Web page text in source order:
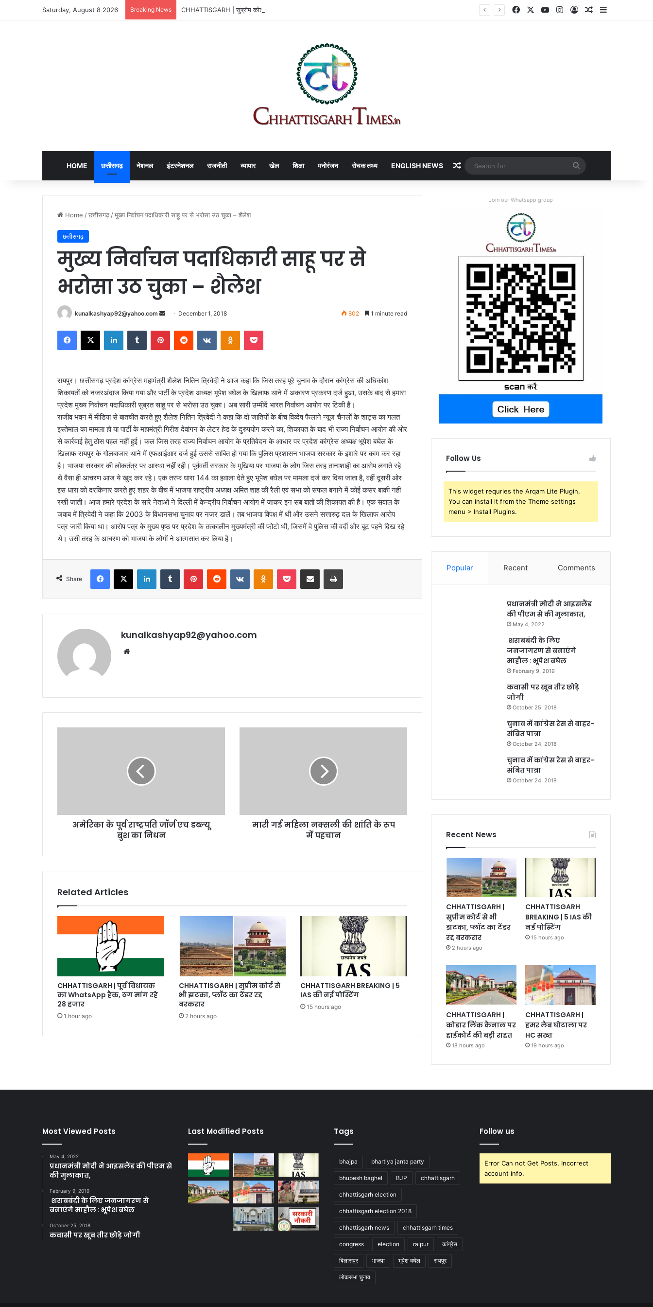
Saturday, August 8 2026 Breaking News CHHATTISGARH | सुप्रीम कोर्ट से भी झटका, प्लॉट का टेंडर रद्द बरकरार FacebookYouTubeInstagram
Log InRandom Article
Sidebar
HOME छत्तीसगढ़ नेशनल इंटरनेशनल राजनीती व्यापार खेल शिक्षा मनोरंजन रोचक तथ्य ENGLISH NEWS Random Article
for
Home /छत्तीसगढ़ /मुख्य निर्वाचन पदाधिकारी साहू पर से भरोसा उठ चुका – शैलेश
छत्तीसगढ़
मुख्य निर्वाचन पदाधिकारी साहू पर से
भरोसा उठ चुका – शैलेश
kunalkashyap92@yahoo.com
Send December 1, 2018 802 1 minute read
Facebook
X LinkedInTumblr PinterestReddit VKontakteOdnoklassniki
Pocket
रायपुर। छत्तीसगढ़ प्रदेश कांग्रेस महामंत्री शैलेश नितिन त्रिवेदी ने आज कहा कि जिस तरह पूरे चुनाव के दौरान कांग्रेस की अधिकांश
शिकायतों को नजरअंदाज किया गया और पार्टी के प्रदेश अध्यक्ष भूपेश बघेल के खिलाफ थाने में अकारण प्रकरण दर्ज हुआ, उसके बाद से हमारा
प्रदेश मुख्य निर्वाचन पदाधिकारी सुब्रत साहू पर से भरोसा उठ चुका। अब सारी उम्मीदें भारत निर्वाचन आयोग पर टिकी हैं।
राजीव भवन में मीडिया से बातचीत करते हुए शैलेश नितिन त्रिवेदी ने कहा कि दो जातियों के बीच विव्देष फैलाने न्यूज चैनलों के शाट्स का गलत
इस्तेमाल का मामला हो या पार्टी के महामंत्री गिरीश देवांगन के लेटर हेड के दुरुपयोग करने का, शिकायत के बाद भी राज्य निर्वाचन आयोग की ओर
से कार्रवाई हेतु ठोस पहल नहीं हुई। कल जिस तरह राज्य निर्वाचन आयोग के प्रतिवेदन के आधार पर प्रदेश कांग्रेस अध्यक्ष भूपेश बघेल के
खिलाफ रायपुर के गोलबाजार थाने में एफआईआर दर्ज हुई उससे साबित हो गया कि पुलिस प्रशासन भाजपा सरकार के इशारे पर काम कर रहा
है। भाजपा सरकार की लोकतंत्र पर आस्था नहीं रही। पूर्ववर्ती सरकार के मुखिया पर भाजपा के लोग जिस तरह तानाशाही का आरोप लगाते रहे
थे वैसा ही आचरण आज ये खुद कर रहे। एक तरफ धारा 144 का हवाला देते हुए भूपेश बघेल पर मामला दर्ज कर दिया जाता है, वहीं दूसरी ओर
इस धारा को दरकिनार करते हुए शहर के बीच में भाजपा राष्ट्रीय अध्यक्ष अमित शाह की रैली एवं सभा को सफल बनाने में कोई कसर बाकी नहीं
रखी जाती। आज हमारे प्रदेश के सारे नेताओं ने दिल्ली में केन्द्रीय निर्वाचन आयोग में जाकर इन सब बातों की शिकायत की है। एक सवाल के
जवाब में त्रिवेदी ने कहा कि 2003 के विधानसभा चुनाव पर नजर डालें। तब भाजपा विपक्ष में थी और उसने सत्तारुढ़ दल के खिलाफ आरोप
पत्र जारी किया था। आरोप पत्र के मुख्य पृष्ठ पर प्रदेश के तत्कालीन मुख्यमंत्री की फोटो थी, जिसमें वे पुलिस की वर्दी और बूट पहने दिख रहे
थे। उसी तरह के आचरण को भाजपा के लोगों ने आत्मसात कर लिया है।
Share
Facebook
X LinkedInTumblr PinterestReddit VKontakteOdnoklassniki
Pocket Share via Email Print
kunalkashyap92@yahoo.com
का
अमेरिका के पूर्व राष्ट्रपति जॉर्ज एच डब्ल्यू
बुश का निधन
में
पहचानमारी गई महिला नक्सली की शांति के रूप
में पहचान
Related Articles
CHHATTISGARH | पूर्व विधायक
का WhatsApp हैक, ठग मांग रहे
28 हजार
1 hour ago
CHHATTISGARH | सुप्रीम कोर्ट से
भी झटका, प्लॉट का टेंडर रद्द
बरकरार
2 hours ago
CHHATTISGARH BREAKING | 5
IAS की नई पोस्टिंग
15 hours ago
Join our Whatsapp group
Follow Us
This widget requries the Arqam Lite Plugin,
You can install it from the Theme settings
menu > Install Plugins.
Popular Recent Comments
प्रधानमंत्री मोदी ने आइसलैंड
की पीएम से की मुलाकात,
May 4, 2022
शराबबंदी के लिए
जनजागरण से बनाएंगे
माहौल : भूपेश बघेल
February 9, 2019
कवासी पर खूब तीर छोड़े
जोगी
October 25, 2018
चुनाव में कांग्रेस रेस से बाहर-
संबित पात्रा
October 24, 2018
चुनाव में कांग्रेस रेस से बाहर-
संबित पात्रा
October 24, 2018
Recent News
CHHATTISGARH |
सुप्रीम कोर्ट से भी
झटका, प्लॉट का टेंडर
रद्द बरकरार
2 hours ago
CHHATTISGARH
BREAKING | 5 IAS की
नई पोस्टिंग
15 hours ago
CHHATTISGARH |
कोडार लिंक कैनाल पर
हाईकोर्ट की बड़ी राहत
18 hours ago
CHHATTISGARH |
हमर लैब घोटाला पर
HC सख्त
19 hours ago
Most Viewed Posts
May 4, 2022
प्रधानमंत्री मोदी ने आइसलैंड की पीएम से
की मुलाकात,
February 9, 2019
शराबबंदी के लिए जनजागरण से
बनाएंगे माहौल : भूपेश बघेल
October 25, 2018
कवासी पर खूब तीर छोड़े जोगी
Last Modified Posts Tags
bhajpa bhartiya janta party
bhupesh baghel BJP chhattisgarh
chhattisgarh election
chhattisgarh election 2018
chhattisgarh news chhattisgarh times
congress election raipur कांग्रेस
बिलासपुर भाजपा भूपेश बघेल रायपुर
लोकसभा चुनाव
Follow us
Error Can not Get Posts, Incorrect
account info.